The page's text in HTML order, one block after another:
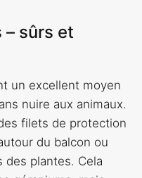
– sûrs et
un excellent moyen
nuire aux animaux.
filets de protection
du balcon ou
des plantes. Cela